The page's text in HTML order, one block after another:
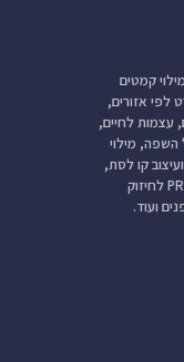
קמטים
לפי אזורים,
עצמות לחיים,
השפה, מילוי
קו לסת,
חוטים MINT, טיפול בהזעת יתר, טיפול PRP לחיזוק